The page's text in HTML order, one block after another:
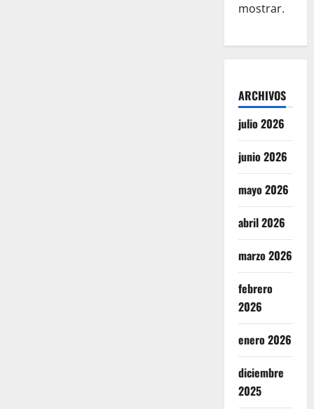
mostrar.
ARCHIVOS
julio 2026
junio 2026
mayo 2026
abril 2026
marzo 2026
febrero
2026
enero 2026
diciembre
2025